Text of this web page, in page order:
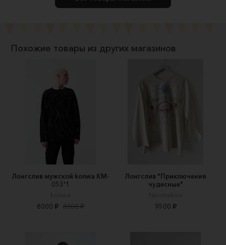
Похожие товары из других магазинов
Лонгслив мужской konwa KM-
053'1
konwa
6000 ₽ 8000 ₽
Лонгслив "Приключения
чудесные"
Naomakes
9500 ₽